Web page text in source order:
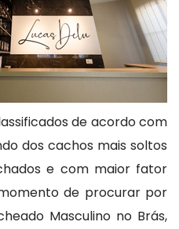
de acordo com
dos cachos mais soltos
e com maior fator
de procurar por
Masculino no Brás,